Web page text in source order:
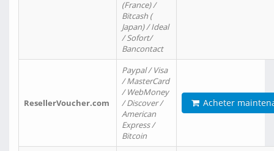
(France) /
Bitcash (
Japan) / Ideal
/ Sofort/
Bancontact
ResellerVoucher.com
Paypal / Visa
/ MasterCard
/ WebMoney
/ Discover /
American
Express /
Bitcoin
Acheter